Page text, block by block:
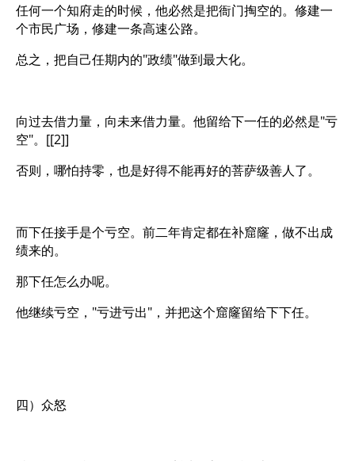
任何一个知府走的时候，他必然是把衙门掏空的。修建一
个市民广场，修建一条高速公路。
总之，把自己任期内的"政绩"做到最大化。
向过去借力量，向未来借力量。他留给下一任的必然是"亏
空"。[[2]]
否则，哪怕持零，也是好得不能再好的菩萨级善人了。
而下任接手是个亏空。前二年肯定都在补窟窿，做不出成
绩来的。
那下任怎么办呢。
他继续亏空，"亏进亏出"，并把这个窟窿留给下下任。
四）众怒